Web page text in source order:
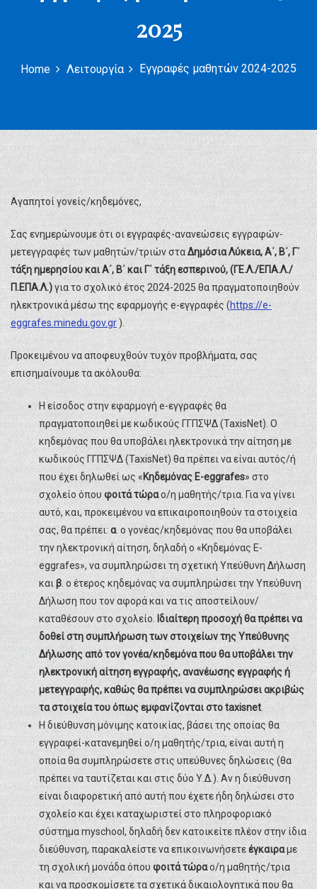
2025
Home Λειτουργία Εγγραφές μαθητών 2024-2025
Αγαπητοί γονείς/κηδεμόνες,
Σας ενημερώνουμε ότι οι εγγραφές-ανανεώσεις εγγραφών-
μετεγγραφές των μαθητών/τριών σταΔημόσια Λύκεια, Α΄, Β΄, Γ΄
τάξη ημερησίου και Α΄, Β΄ και Γ΄ τάξη εσπερινού, (ΓΕ.Λ./ΕΠΑ.Λ./
Π.ΕΠΑ.Λ.)για το σχολικό έτος 2024-2025 θα πραγματοποιηθούν
ηλεκτρονικά μέσω της εφαρμογής e-εγγραφές (https://e-
eggrafes.minedu.gov.gr).
Προκειμένου να αποφευχθούν τυχόν προβλήματα, σας
επισημαίνουμε τα ακόλουθα:
Η είσοδος στην εφαρμογή e-εγγραφές θα
πραγματοποιηθεί με κωδικούς ΓΓΠΣΨΔ (TaxisNet). Ο
κηδεμόνας που θα υποβάλει ηλεκτρονικά την αίτηση με
κωδικούς ΓΓΠΣΨΔ (TaxisNet) θα πρέπει να είναι αυτός/ή
που έχει δηλωθεί ως «Κηδεμόνας E-eggrafes» στο
σχολείο όπου φοιτά τώραο/η μαθητής/τρια. Για να γίνει
αυτό, και, προκειμένου να επικαιροποιηθούν τα στοιχεία
σας, θα πρέπει: α. ο γονέας/κηδεμόνας που θα υποβάλει
την ηλεκτρονική αίτηση, δηλαδή ο «Κηδεμόνας E-
eggrafes», να συμπληρώσει τη σχετική Υπεύθυνη Δήλωση
καιβ. ο έτερος κηδεμόνας να συμπληρώσει την Υπεύθυνη
Δήλωση που τον αφορά και να τις αποστείλουν/
καταθέσουν στο σχολείο.Ιδιαίτερη προσοχή θα πρέπει να
δοθεί στη συμπλήρωση των στοιχείων της Υπεύθυνης
Δήλωσης από τον γονέα/κηδεμόνα που θα υποβάλει την
ηλεκτρονική αίτηση εγγραφής, ανανέωσης εγγραφής ή
μετεγγραφής, καθώς θα πρέπει να συμπληρώσει ακριβώς
τα στοιχεία του όπως εμφανίζονται στο taxisnet.
Η διεύθυνση μόνιμης κατοικίας, βάσει της οποίας θα
εγγραφεί-κατανεμηθεί ο/η μαθητής/τρια, είναι αυτή η
οποία θα συμπληρώσετε στις υπεύθυνες δηλώσεις (θα
πρέπει να ταυτίζεται και στις δύο Υ.Δ.). Αν η διεύθυνση
είναι διαφορετική από αυτή που έχετε ήδη δηλώσει στο
σχολείο και έχει καταχωριστεί στο πληροφοριακό
σύστημα myschool, δηλαδή δεν κατοικείτε πλέον στην ίδια
διεύθυνση, παρακαλείστε να επικοινωνήσετεέγκαιραμε
τη σχολική μονάδα όπου φοιτά τώραο/η μαθητής/τρια
και να προσκομίσετε τα σχετικά δικαιολογητικά που θα